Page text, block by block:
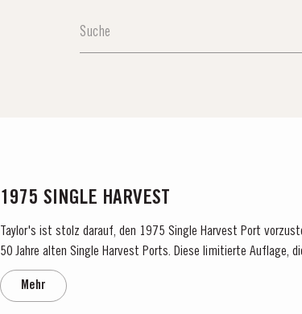
1975 SINGLE HARVEST
Taylor's ist stolz darauf, den 1975 Single Harvest Port
50 Jahre alten Single Harvest Ports. Diese limitierte Auflage,
verkörpert Taylors Engagement für Exzellenz,...
Mehr